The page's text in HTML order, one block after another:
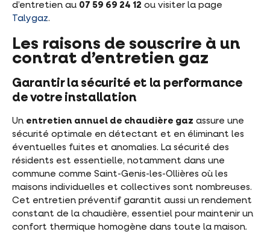
d’entretien au 07 59 69 24 12 ou visiter la page
Talygaz.
Les raisons de souscrire à un
contrat d’entretien gaz
Garantir la sécurité et la performance
de votre installation
Un entretien annuel de chaudière gaz assure une
sécurité optimale en détectant et en éliminant les
éventuelles fuites et anomalies. La sécurité des
résidents est essentielle, notamment dans une
commune comme Saint-Genis-les-Ollières où les
maisons individuelles et collectives sont nombreuses.
Cet entretien préventif garantit aussi un rendement
constant de la chaudière, essentiel pour maintenir un
confort thermique homogène dans toute la maison.